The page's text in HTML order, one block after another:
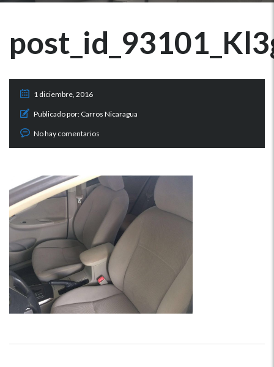
1 diciembre, 2016
Publicado por: Carros Nicaragua
No hay comentarios